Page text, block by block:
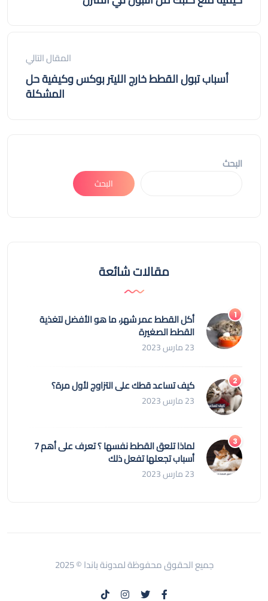
المقال التالي
أسباب تبول القطط خارج الليتر بوكس وكيفية حل
المشكلة
البحث
البحث
مقالات شائعة
أكل القطط عمر شهر، ما هو الأفضل لتغذية
القطط الصغيرة
23 مارس 2023
كيف تساعد قطك على التزاوج لأول مرة؟
23 مارس 2023
لماذا تلعق القطط نفسها ؟ تعرف على أهم 7
أسباب تجعلها تفعل ذلك
23 مارس 2023
جميع الحقوق محفوظة لمدونة باندا © 2025